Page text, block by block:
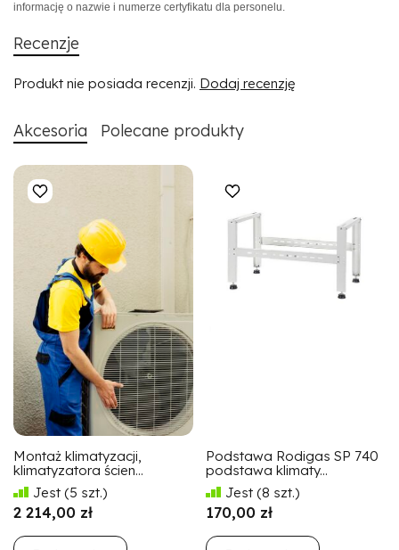
informację o nazwie i numerze certyfikatu dla personelu.
Recenzje
Produkt nie posiada recenzji. Dodaj recenzję
Akcesoria Polecane produkty
Montaż klimatyzacji,
klimatyzatora ścien...
Jest (5 szt.)
2 214,00 zł
Podstawa Rodigas SP 740
podstawa klimaty...
Jest (8 szt.)
170,00 zł